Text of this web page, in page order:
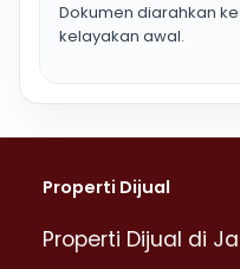
Dokumen diarahkan
kelayakan awal.
Properti Dijual
Properti Dijual di